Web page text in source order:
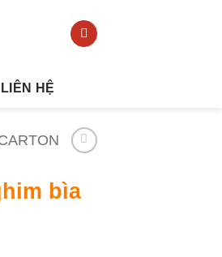
LIÊN HỆ
bìa